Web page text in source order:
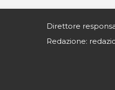
Direttore
Redazione: